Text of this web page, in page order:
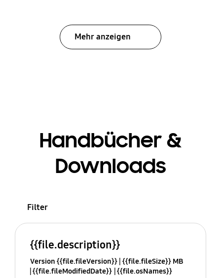
Mehr anzeigen
Handbücher &
Downloads
Filter
{{file.description}}
Version {{file.fileVersion}} {{file.fileSize}} MB
{{file.fileModifiedDate}} {{file.osNames}}